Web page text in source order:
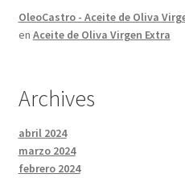
OleoCastro - Aceite de Oliva
en Aceite de Oliva Virgen Extra
Archives
abril 2024
marzo 2024
febrero 2024